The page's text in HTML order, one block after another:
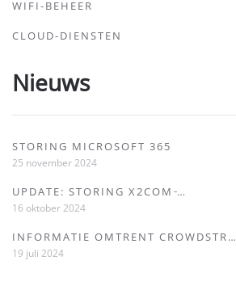
WIFI-BEHEER
CLOUD-DIENSTEN
Nieuws
STORING MICROSOFT 365
25 november 2024
UPDATE: STORING X2COM ̵…
16 oktober 2024
INFORMATIE OMTRENT CROWDSTR…
19 juli 2024